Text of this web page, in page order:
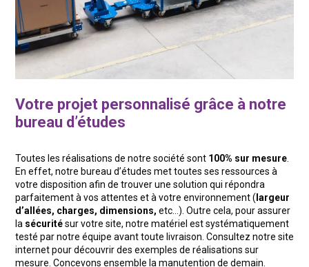
Votre projet personnalisé grâce à notre
bureau d’études
Toutes les réalisations de notre société sont 100% sur mesure.
En effet, notre bureau d’études met toutes ses ressources à
votre disposition afin de trouver une solution qui répondra
parfaitement à vos attentes et à votre environnement ( largeur
d’allées, charges, dimensions, etc…). Outre cela, pour assurer
la sécuritésur votre site, notre matériel est systématiquement
testé par notre équipe avant toute livraison. Consultez notre site
internet pour découvrir des exemples de réalisations sur
mesure. Concevons ensemble la manutention de demain.